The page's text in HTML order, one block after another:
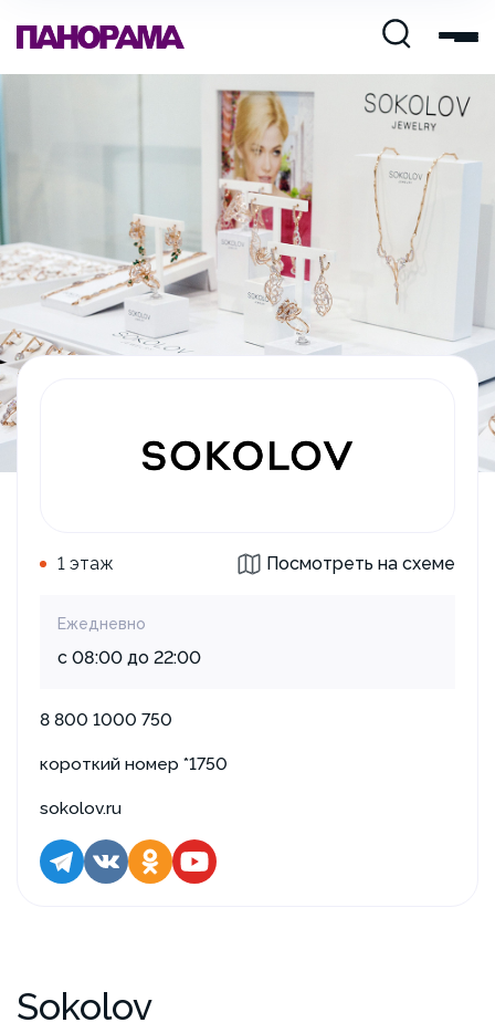
Sokolov
1 этаж Посмотреть на схеме
Ежедневно
с 08:00 до 22:00
8 800 1000 750
короткий номер *1750
sokolov.ru